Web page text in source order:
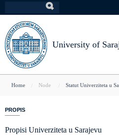
to
main
content
University of
You
here
Home Node Statut Univerziteta u
PROPIS
Propisi Univerziteta u Sarajevu